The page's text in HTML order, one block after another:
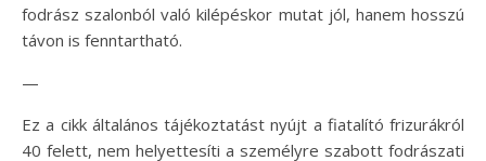
fodrász szalonból való kilépéskor mutat jól, hanem hosszú
távon is fenntartható.
—
Ez a cikk általános tájékoztatást nyújt a fiatalító frizurákról
40 felett, nem helyettesíti a személyre szabott fodrászati